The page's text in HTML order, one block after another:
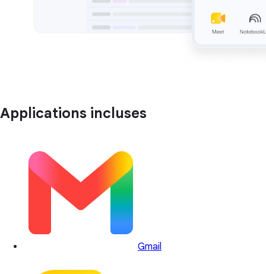
Applications incluses
Gmail